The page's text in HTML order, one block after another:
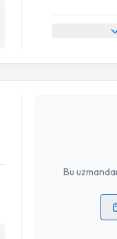
Bu
Randevu Takvimi
Uzm. Psk. Merve
Kişisel